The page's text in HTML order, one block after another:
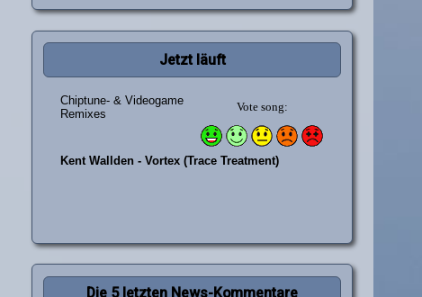
Jetzt läuft
Die 5 letzten News-Kommentare